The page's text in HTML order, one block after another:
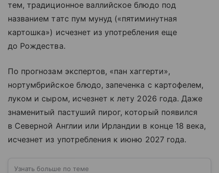
тем, традиционное валлийское блюдо под
названием татс пум мунуд («пятиминутная
картошка») исчезнет из употребления еще
до Рождества.
По прогнозам экспертов, «пан хаггерти»,
нортумбрийское блюдо, запеченка с картофелем,
луком и сыром, исчезнет к лету 2026 года. Даже
знаменитый пастуший пирог, который появился
в Северной Англии или Ирландии в конце 18 века,
исчезнет из употребления к июню 2027 года.
Узнать больше по теме